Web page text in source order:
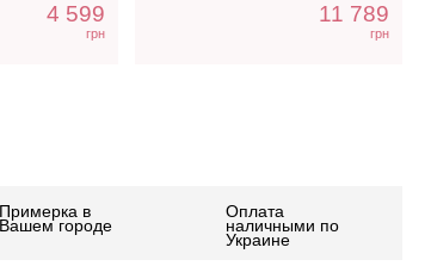
4 599
грн
11 789
грн
Примерка в
Вашем городе
Оплата
наличными по
Украине